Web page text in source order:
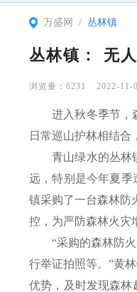
万盛网 丛林镇
丛林镇： 无
6231 2022-11-
进入秋冬季节，
日常巡山护林相结合
青山绿水的丛林
远，特别是今年夏季
镇采购了一台森林防
控，为严防森林火灾
“采购的森林防
行举证拍照等。”黄
优势，及时发现森林